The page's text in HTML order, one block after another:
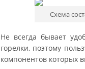
Схема
Не всегда бывает
горелки, поэтому
компонентов которых